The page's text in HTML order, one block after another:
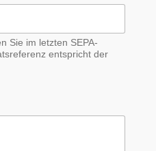
Sie im letzten SEPA-
entspricht der